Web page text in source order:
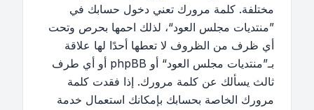
مختلفة. كلمة مرورك تعني دخول حسابك في
”منتديات مجلس العود“، لذلك احمها بحرص وتحت
أي ظرف من الظروف لا تعطها أحدًا لها علاقة
بـ”منتديات مجلس العود“ أو phpBB أو أي طرف
ثالث يسألك عن كلمة مرورك. إذا فقدت كلمة
مرورك الخاصة بحسابك بإمكانك استعمال خدمة